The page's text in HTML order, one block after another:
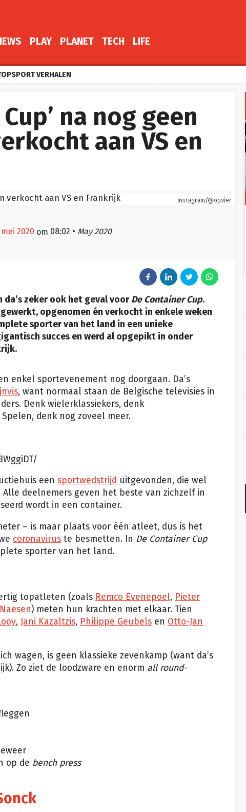
PLAY PLANET TECH LIFE
VERHALEN
na nog geen
aan VS en
Instagram/@opvier
2020 om 08:02 • May 2020
da’s zeker ook het geval voor De Container Cup.
opgenomen én verkocht in enkele weken
sporter van het land in een unieke
succes en werd al opgepikt in onder
enkel sportevenement nog doorgaan. Da’s
, want normaal staan de Belgische televisies in
Denk wielerklassiekers, denk
denk nog zoveel meer.
een sportwedstrijd uitgevonden, die wel
Alle deelnemers geven het beste van zichzelf in
wordt in een container.
– is maar plaats voor één atleet, dus is het
coronavirus te besmetten. In De Container Cup
sporter van het land.
topatleten (zoals Remco Evenepoel, Pieter
) meten hun krachten met elkaar. Tien
, Jani Kazaltzis, Philippe Geubels en Otto-Jan
wagen, is geen klassieke zevenkamp (want da’s
Zo ziet de loodzware en enorm all round-
op de bench press